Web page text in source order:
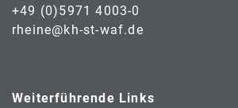
+49 (0)5971 4003-0
rheine@kh-st-waf.de
Weiterführende Links